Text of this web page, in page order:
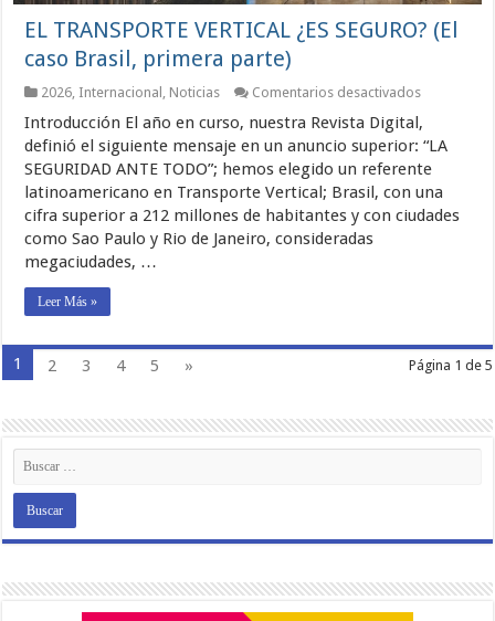
EL TRANSPORTE VERTICAL ¿ES SEGURO? (El
caso Brasil, primera parte)
2026 Internacional Noticias Comentarios desactivadosen
VERTICAL
SEGURO?
(El
caso
Brasil,
Introducción El año en curso, nuestra Revista Digital,
definió el siguiente mensaje en un anuncio superior: “LA
SEGURIDAD ANTE TODO”; hemos elegido un referente
latinoamericano en Transporte Vertical; Brasil, con una
cifra superior a 212 millones de habitantes y con ciudades
como Sao Paulo y Rio de Janeiro, consideradas
megaciudades, …
Leer Más »
Página 1 de 5
1 2 3 4 5 »